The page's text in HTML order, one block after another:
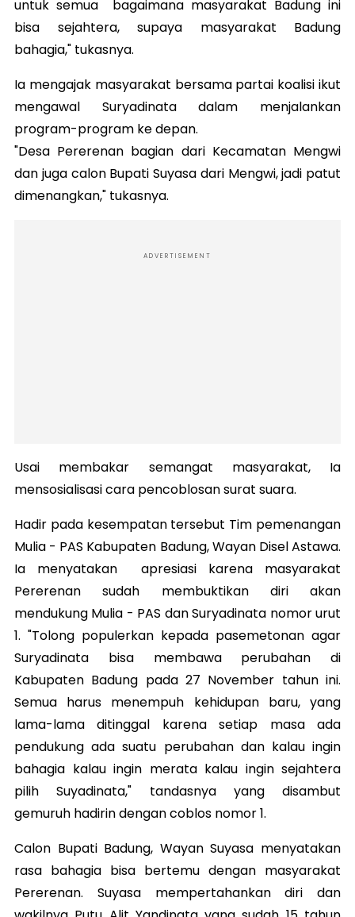
untuk semua bagaimana masyarakat Badung ini
bisa sejahtera, supaya masyarakat Badung
bahagia," tukasnya.
Ia mengajak masyarakat bersama partai koalisi ikut
mengawal Suryadinata dalam menjalankan
program-program ke depan.
"Desa Pererenan bagian dari Kecamatan Mengwi
dan juga calon Bupati Suyasa dari Mengwi, jadi patut
dimenangkan," tukasnya.
ADVERTISEMENT
Usai membakar semangat masyarakat, Ia
mensosialisasi cara pencoblosan surat suara.
Hadir pada kesempatan tersebut Tim pemenangan
Mulia - PAS Kabupaten Badung, Wayan Disel Astawa.
Ia menyatakan apresiasi karena masyarakat
Pererenan sudah membuktikan diri akan
mendukung Mulia - PAS dan Suryadinata nomor urut
1. "Tolong populerkan kepada pasemetonan agar
Suryadinata bisa membawa perubahan di
Kabupaten Badung pada 27 November tahun ini.
Semua harus menempuh kehidupan baru, yang
lama-lama ditinggal karena setiap masa ada
pendukung ada suatu perubahan dan kalau ingin
bahagia kalau ingin merata kalau ingin sejahtera
pilih Suyadinata," tandasnya yang disambut
gemuruh hadirin dengan coblos nomor 1.
Calon Bupati Badung, Wayan Suyasa menyatakan
rasa bahagia bisa bertemu dengan masyarakat
Pererenan. Suyasa mempertahankan diri dan